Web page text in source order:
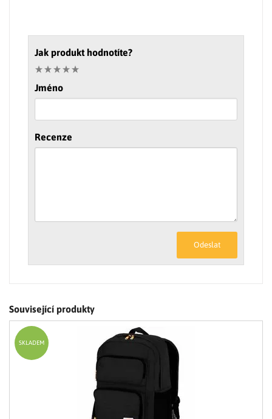
Jak produkt hodnotíte?
Jméno
Recenze
Odeslat
Související produkty
SKLADEM